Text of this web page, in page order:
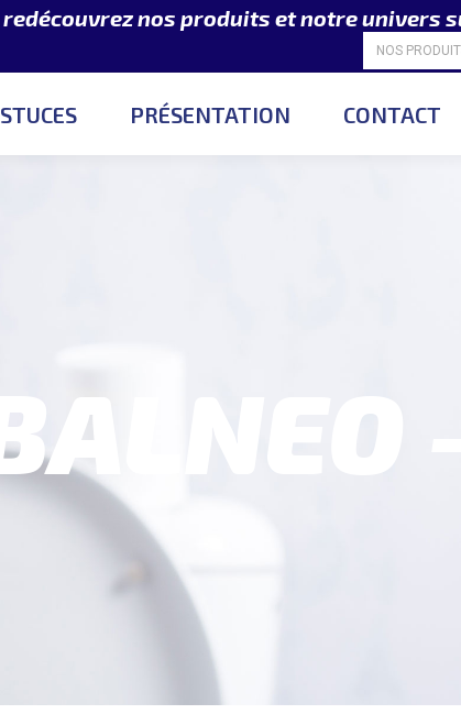
nos produits et notre univers
:
PRÉSENTATION CONTACT
–
ET ASTUCES PRÉSENTATION